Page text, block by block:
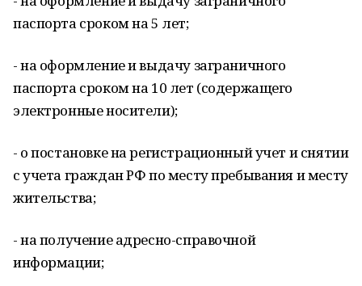
паспорта сроком на 5 лет;
- на оформление и выдачу заграничного
паспорта сроком на 10 лет (содержащего
электронные носители);
- о постановке на регистрационный учет и снятии
с учета граждан РФ по месту пребывания и месту
жительства;
- на получение адресно-справочной
информации;